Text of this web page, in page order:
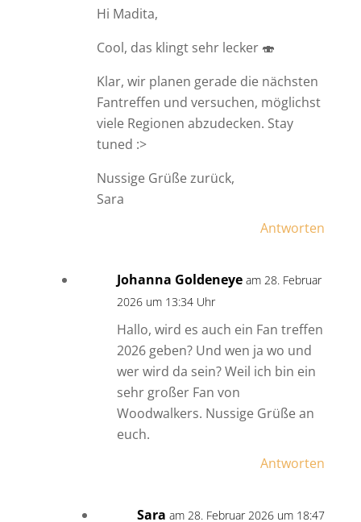
Hi Madita,
Cool, das klingt sehr lecker 🍣
Klar, wir planen gerade die nächsten
Fantreffen und versuchen, möglichst
viele Regionen abzudecken. Stay
tuned :>
Nussige Grüße zurück,
Sara
Antworten
Johanna Goldeneye am 28. Februar
2026 um 13:34 Uhr
Hallo, wird es auch ein Fan treffen
2026 geben? Und wen ja wo und
wer wird da sein? Weil ich bin ein
sehr großer Fan von
Woodwalkers. Nussige Grüße an
euch.
Antworten
Sara am 28. Februar 2026 um 18:47